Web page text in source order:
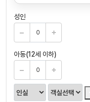
성인
아동(12세 이하)